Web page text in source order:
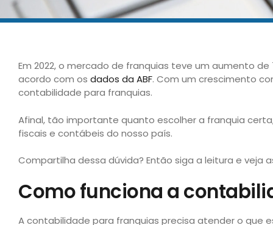
Em 2022, o mercado de franquias teve um aumento
acordo com os dados da ABF. Com um crescimento
contabilidade para franquias.
Afinal, tão importante quanto escolher a franquia
fiscais e contábeis do nosso país.
Compartilha dessa dúvida? Então siga a leitura e veja
Como funciona a
A contabilidade para franquias precisa atender o que